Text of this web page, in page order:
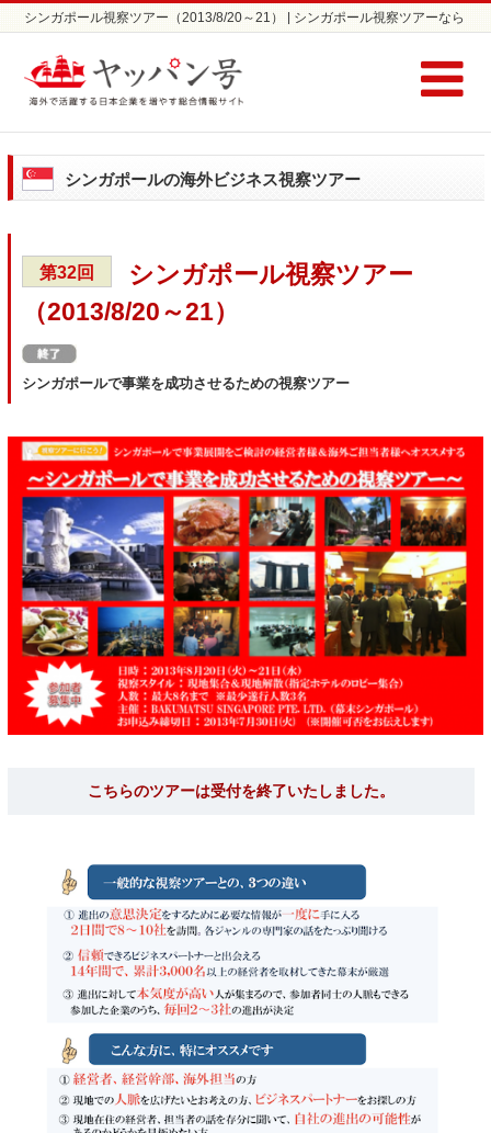
シンガポール視察ツアー（2013/8/20～21） | シンガポール視察ツアーなら
シンガポールの海外ビジネス視察ツアー
第32回
シンガポール視察ツアー
（2013/8/20～21）
シンガポールで事業を成功させるための視察ツアー
こちらのツアーは受付を終了いたしました。